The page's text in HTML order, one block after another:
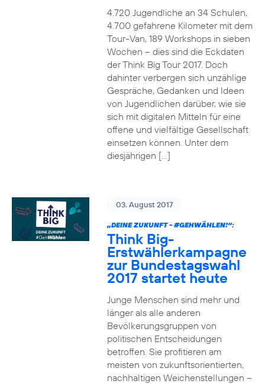
4.720 Jugendliche an 34 Schulen,
4.700 gefahrene Kilometer mit dem
Tour-Van, 189 Workshops in sieben
Wochen – dies sind die Eckdaten
der Think Big Tour 2017. Doch
dahinter verbergen sich unzählige
Gespräche, Gedanken und Ideen
von Jugendlichen darüber, wie sie
sich mit digitalen Mitteln für eine
offene und vielfältige Gesellschaft
einsetzen können. Unter dem
diesjährigen […]
03. August 2017
„DEINE ZUKUNFT - #GEHWÄHLEN!“:
Think Big-
Erstwählerkampagne
zur Bundestagswahl
2017 startet heute
Junge Menschen sind mehr und
länger als alle anderen
Bevölkerungsgruppen von
politischen Entscheidungen
betroffen. Sie profitieren am
meisten von zukunftsorientierten,
nachhaltigen Weichenstellungen –